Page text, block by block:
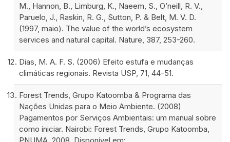
M., Hannon, B., Limburg, K., Naeem, S., O’neill, R. V.,
Paruelo, J., Raskin, R. G., Sutton, P. & Belt, M. V. D.
(1997, maio). The value of the world’s ecosystem
services and natural capital. Nature, 387, 253-260.
Dias, M. A. F. S. (2006) Efeito estufa e mudanças
climáticas regionais. Revista USP, 71, 44-51.
Forest Trends, Grupo Katoomba & Programa das
Nações Unidas para o Meio Ambiente. (2008)
Pagamentos por Serviços Ambientais: um manual sobre
como iniciar. Nairobi: Forest Trends, Grupo Katoomba,